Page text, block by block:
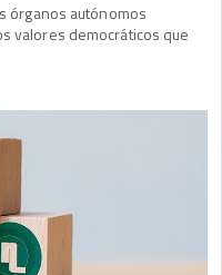
órganos autónomos
valores democráticos que